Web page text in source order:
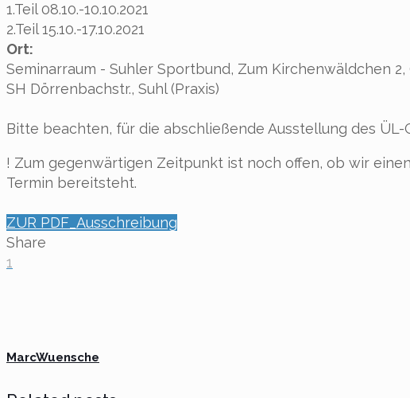
1.Teil 08.10.-10.10.2021
2.Teil 15.10.-17.10.2021
Ort:
Seminarraum - Suhler Sportbund, Zum Kirchenwäldchen 2,
SH Dörrenbachstr., Suhl (Praxis)
Bitte beachten, für die abschließende Ausstellung des
! Zum gegenwärtigen Zeitpunkt ist noch offen, ob wir
Termin bereitsteht.
ZUR PDF_Ausschreibung
Share
1
MarcWuensche